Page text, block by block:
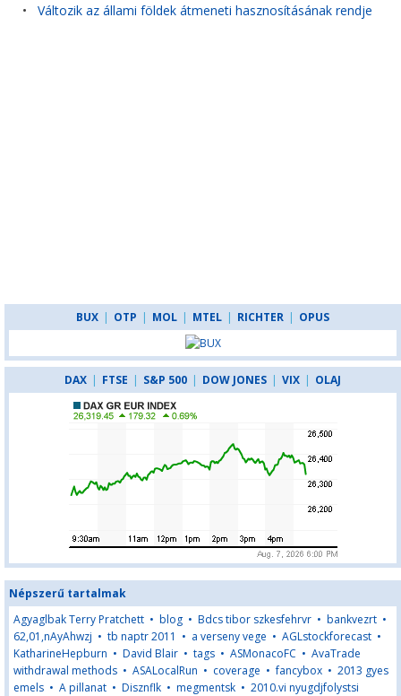
• Változik az állami földek átmeneti hasznosításának rendje
BUX | OTP | MOL | MTEL | RICHTER | OPUS
DAX | FTSE | S&P 500 | DOW JONES | VIX | OLAJ
Népszerű tartalmak
Agyaglbak Terry Pratchett • blog • Bdcs tibor szkesfehrvr • bankvezrt •
62,01,nAyAhwzj • tb naptr 2011 • a verseny vege • AGLstockforecast •
KatharineHepburn • David Blair • tags • ASMonacoFC • AvaTrade
withdrawal methods • ASALocalRun • coverage •fancybox • 2013 gyes
emels • A pillanat • Disznflk • megmentsk • 2010.vi nyugdjfolystsi